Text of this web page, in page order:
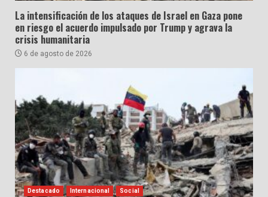
La intensificación de los ataques de Israel en Gaza pone
en riesgo el acuerdo impulsado por Trump y agrava la
crisis humanitaria
6 de agosto de 2026
Destacado Internacional Social